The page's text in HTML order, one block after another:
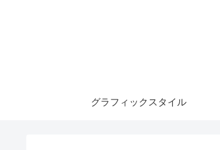
グラフィックスタイル